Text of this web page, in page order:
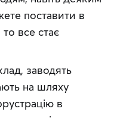
поставити в
все стає
заводять
на шляху
в